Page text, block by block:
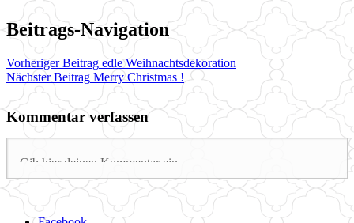
Beitrags-Navigation
Vorheriger Beitrag edle Weihnachtsdekoration
Nächster Beitrag Merry Christmas !
Kommentar verfassen